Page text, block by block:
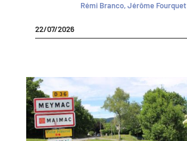
Rémi Branco, Jérôme Fourquet
22/07/2026